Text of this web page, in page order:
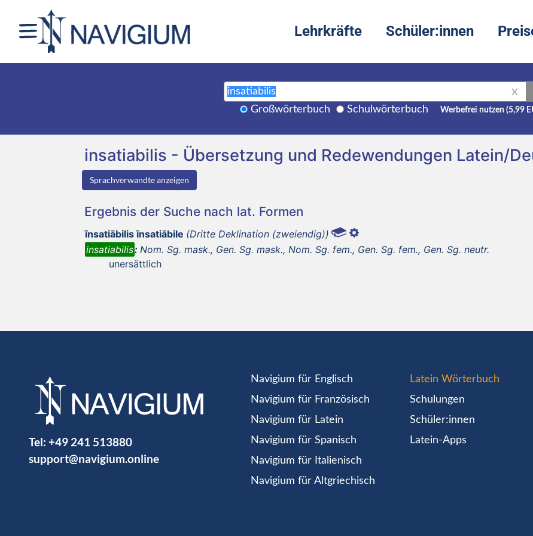
Lehrkräfte Schüler:innen
X
Großwörterbuch Schulwörterbuch Werbefrei nutzen (5,99
insatiabilis - Übersetzung und Redewendungen Latein/
Sprachverwandte anzeigen
Ergebnis der Suche nach lat. Formen
īnsatiābilis īnsatiābile (Dritte Deklination (zweiendig))
insatiabilis: Nom. Sg. mask., Gen. Sg. mask., Nom. Sg. fem., Gen. Sg. fem., Gen. Sg. neutr.
unersättlich
Tel: +49 241 513880
support@navigium.online
Navigium für Englisch
Navigium für Französisch
Navigium für Latein
Navigium für Spanisch
Navigium für Italienisch
Navigium für Altgriechisch
Latein Wörterbuch
Schulungen
Schüler:innen
Latein-Apps